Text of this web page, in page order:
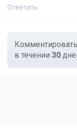
Ответить
в течении 30